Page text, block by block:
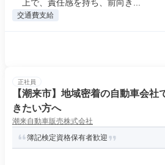
上で、責任感を持ち、前向き...
交通費支給
正社員
【潮来市】地域密着の自動車会社
きたい方へ
潮来自動車販売株式会社
簿記検定資格保有者歓迎